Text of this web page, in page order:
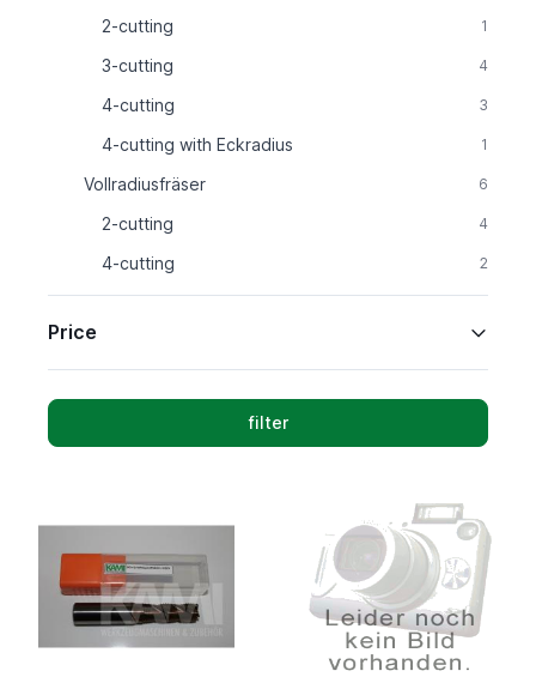
2-cutting 1
3-cutting 4
4-cutting 3
4-cutting with Eckradius 1
Vollradiusfräser 6
2-cutting 4
4-cutting 2
Price
filter